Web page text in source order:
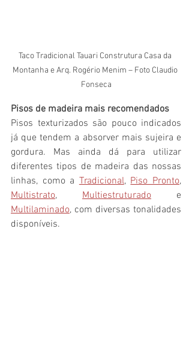
Taco Tradicional Tauari Construtura Casa da
Montanha e Arq. Rogério Menim – Foto Claudio
Fonseca
Pisos de madeira mais recomendados
Pisos texturizados são pouco indicados
já que tendem a absorver mais sujeira e
gordura. Mas ainda dá para utilizar
diferentes tipos de madeira das nossas
linhas, como a Tradicional, Piso Pronto
Multistrato, Multiestruturado e
Multilaminado, com diversas tonalidades
disponíveis.